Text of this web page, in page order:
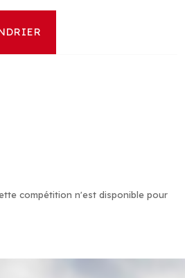
compétition n'est disponible pour